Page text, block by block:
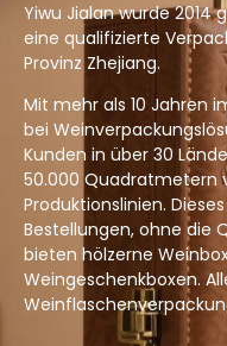
Yiwu Jialan wurde 2014
eine qualifizierte
Provinz Zhejiang.
Mit mehr als 10 Jahren
bei
Kunden in über 30
50.000 Quadratmetern
Produktionslinien.
Bestellungen, ohne die
bieten hölzerne
Weingeschenkboxen.